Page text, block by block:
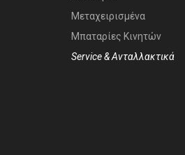
Μεταχειρισμένα
Μπαταρίες Κινητών
Service & Ανταλλακτικά